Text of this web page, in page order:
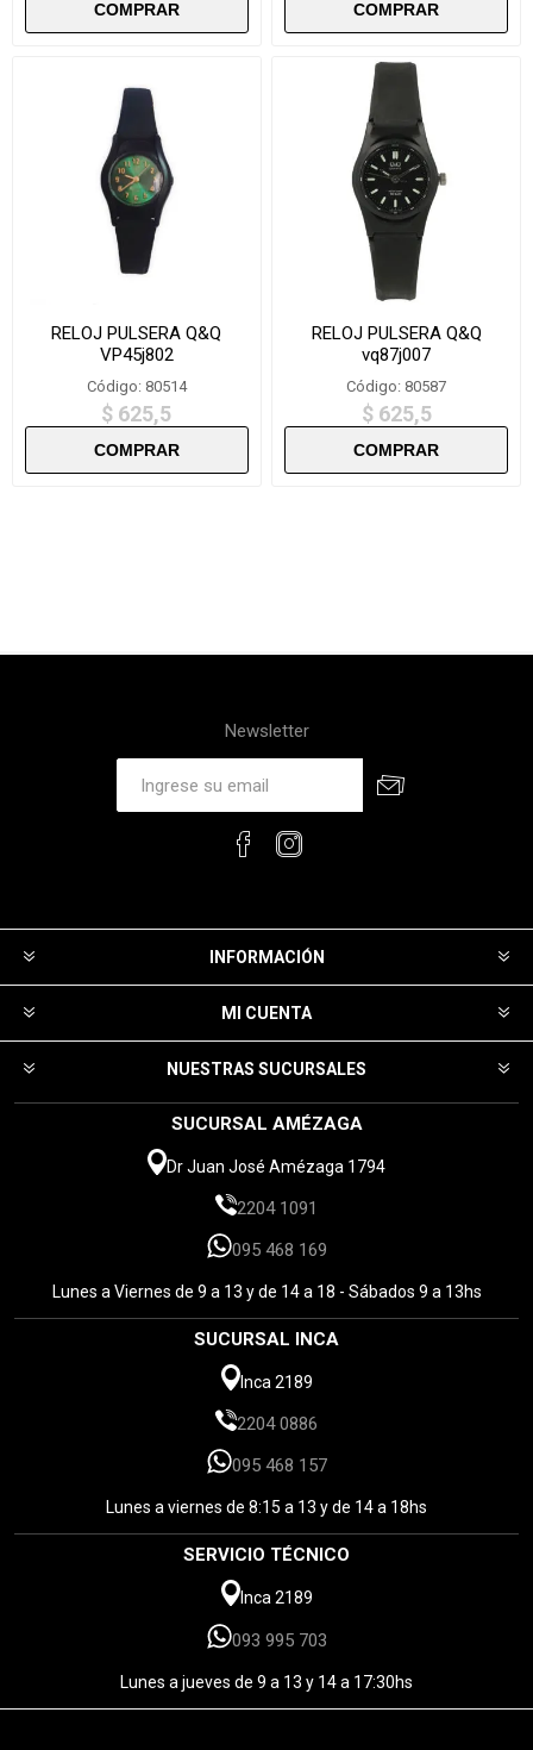
RELOJ PULSERA Q&Q
VP45j802
Código: 80514
$ 625,5
RELOJ PULSERA Q&Q
vq87j007
Código: 80587
$ 625,5
Newsletter
INFORMACIÓN
MI CUENTA
NUESTRAS SUCURSALES
SUCURSAL AMÉZAGA
Dr Juan José Amézaga 1794
2204 1091
095 468 169
Lunes a Viernes de 9 a 13 y de 14 a 18 - Sábados 9 a 13hs
SUCURSAL INCA
Inca 2189
2204 0886
095 468 157
Lunes a viernes de 8:15 a 13 y de 14 a 18hs
SERVICIO TÉCNICO
Inca 2189
093 995 703
Lunes a jueves de 9 a 13 y 14 a 17:30hs